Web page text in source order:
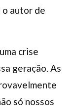
o autor de
crise
geração. As
só nossos